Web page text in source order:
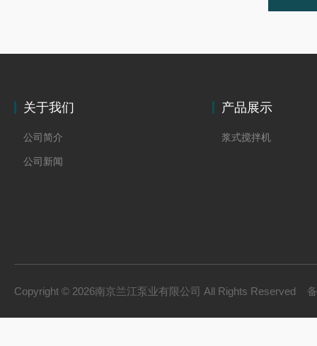
关于我们
公司简介
公司新闻
产品展示
浆式搅拌机
Copyright © 2026南京兰江泵业有限公司 All Rights Reserved